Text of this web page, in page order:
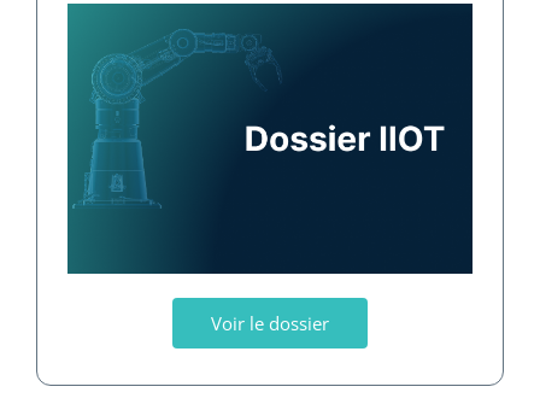
Voir le dossier